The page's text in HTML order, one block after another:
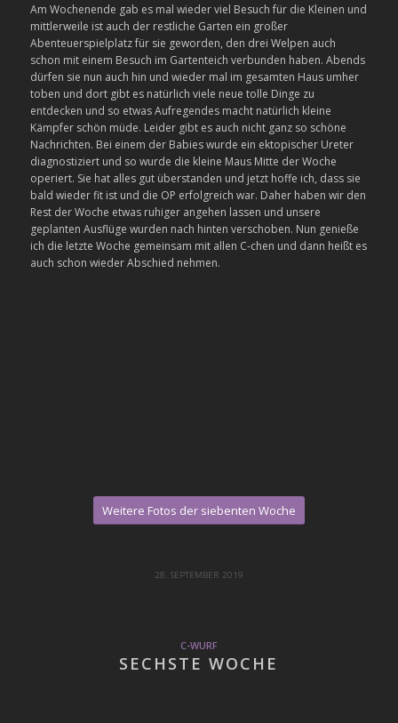
Am Wochenende gab es mal wieder viel Besuch für die Kleinen und
mittlerweile ist auch der restliche Garten ein großer
Abenteuerspielplatz für sie geworden, den drei Welpen auch
schon mit einem Besuch im Gartenteich verbunden haben. Abends
dürfen sie nun auch hin und wieder mal im gesamten Haus umher
toben und dort gibt es natürlich viele neue tolle Dinge zu
entdecken und so etwas Aufregendes macht natürlich kleine
Kämpfer schön müde. Leider gibt es auch nicht ganz so schöne
Nachrichten. Bei einem der Babies wurde ein ektopischer Ureter
diagnostiziert und so wurde die kleine Maus Mitte der Woche
operiert. Sie hat alles gut überstanden und jetzt hoffe ich, dass sie
bald wieder fit ist und die OP erfolgreich war. Daher haben wir den
Rest der Woche etwas ruhiger angehen lassen und unsere
geplanten Ausflüge wurden nach hinten verschoben. Nun genieße
ich die letzte Woche gemeinsam mit allen C-chen und dann heißt es
auch schon wieder Abschied nehmen.
Weitere Fotos der siebenten Woche
28. SEPTEMBER 2019
C-WURF
SECHSTE WOCHE